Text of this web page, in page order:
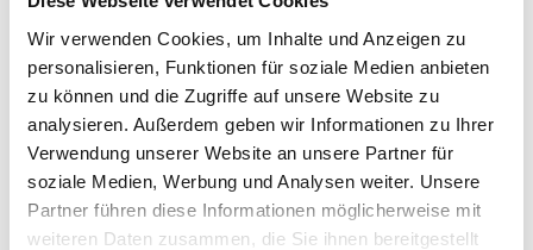
Wir verwenden Cookies, um Inhalte und Anzeigen zu
personalisieren, Funktionen für soziale Medien anbieten
zu können und die Zugriffe auf unsere Website zu
analysieren. Außerdem geben wir Informationen zu Ihrer
Verwendung unserer Website an unsere Partner für
soziale Medien, Werbung und Analysen weiter. Unsere
Partner führen diese Informationen möglicherweise mit
weiteren Daten zusammen, die Sie ihnen bereitgestellt
Checklisten: Haus-, Wohnungs- und
Grundstückkauf
Checkliste: Immobilienertragssteuer
Checkliste: Mietvertrag
Checkliste: GmbH-Gründung
Checkliste: Gewerbeanm. durch jur.
Schadenersatz / Schmerzensgeld / Gewährleistung (417)
Familienrecht / Eherecht / Erbrecht (169)
Sonstiges (478)